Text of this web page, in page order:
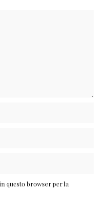
questo browser per la